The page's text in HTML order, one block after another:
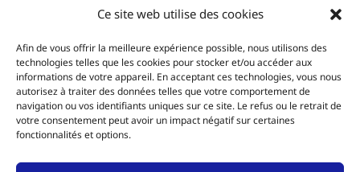
Ce site web utilise des cookies
Afin de vous offrir la meilleure expérience possible, nous utilisons des
technologies telles que les cookies pour stocker et/ou accéder aux
informations de votre appareil. En acceptant ces technologies, vous nous
autorisez à traiter des données telles que votre comportement de
navigation ou vos identifiants uniques sur ce site. Le refus ou le retrait de
votre consentement peut avoir un impact négatif sur certaines
fonctionnalités et options.